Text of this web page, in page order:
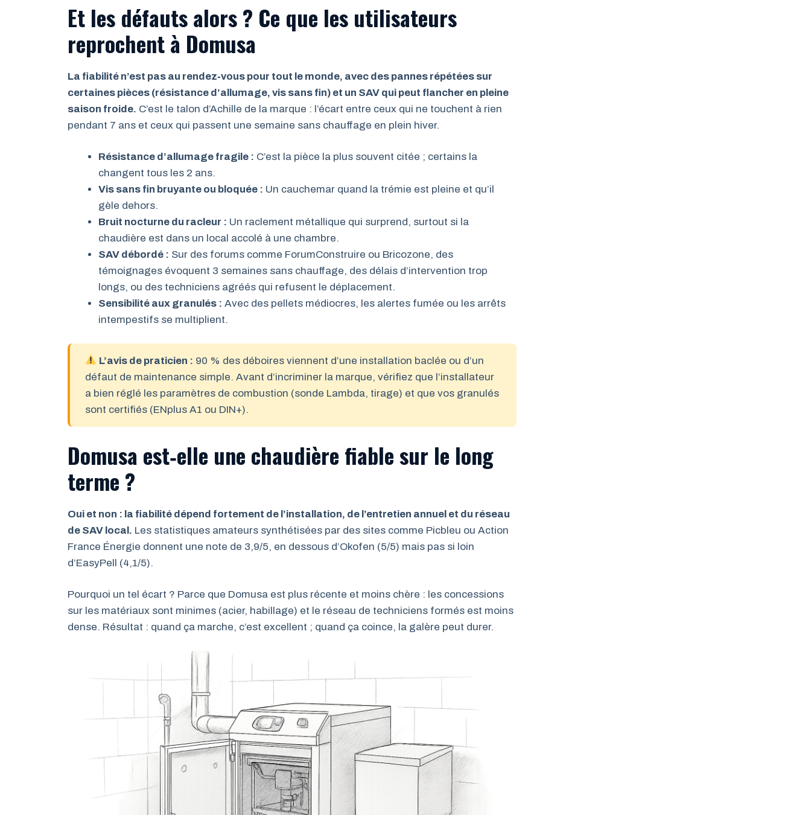
Et les défauts alors ? Ce que les utilisateurs
reprochent à Domusa
La fiabilité n’est pas au rendez‑vous pour tout le monde, avec des pannes répétées sur
certaines pièces (résistance d’allumage, vis sans fin) et un SAV qui peut flancher en pleine
saison froide. C’est le talon d’Achille de la marque : l’écart entre ceux qui ne touchent à rien
pendant 7 ans et ceux qui passent une semaine sans chauffage en plein hiver.
Résistance d’allumage fragile : C’est la pièce la plus souvent citée ; certains la
changent tous les 2 ans.
Vis sans fin bruyante ou bloquée : Un cauchemar quand la trémie est pleine et qu’il
gèle dehors.
Bruit nocturne du racleur : Un raclement métallique qui surprend, surtout si la
chaudière est dans un local accolé à une chambre.
SAV débordé : Sur des forums comme ForumConstruire ou Bricozone, des
témoignages évoquent 3 semaines sans chauffage, des délais d’intervention trop
longs, ou des techniciens agréés qui refusent le déplacement.
Sensibilité aux granulés : Avec des pellets médiocres, les alertes fumée ou les arrêts
intempestifs se multiplient.
L’avis de praticien : 90 % des déboires viennent d’une installation baclée ou d’un
défaut de maintenance simple. Avant d’incriminer la marque, vérifiez que l’installateur
a bien réglé les paramètres de combustion (sonde Lambda, tirage) et que vos granulés
sont certifiés (ENplus A1 ou DIN+).
Domusa est‑elle une chaudière fiable sur le long
terme ?
Oui et non : la fiabilité dépend fortement de l’installation, de l’entretien annuel et du réseau
de SAV local. Les statistiques amateurs synthétisées par des sites comme Picbleu ou Action
France Énergie donnent une note de 3,9/5, en dessous d’Okofen (5/5) mais pas si loin
d’EasyPell (4,1/5).
Pourquoi un tel écart ? Parce que Domusa est plus récente et moins chère : les concessions
sur les matériaux sont minimes (acier, habillage) et le réseau de techniciens formés est moins
dense. Résultat : quand ça marche, c’est excellent ; quand ça coince, la galère peut durer.